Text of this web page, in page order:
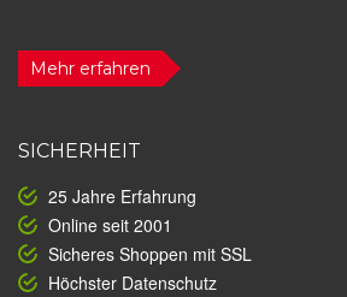
Mehr erfahren
SICHERHEIT
25 Jahre Erfahrung
Online seit 2001
Sicheres Shoppen mit SSL
Höchster Datenschutz